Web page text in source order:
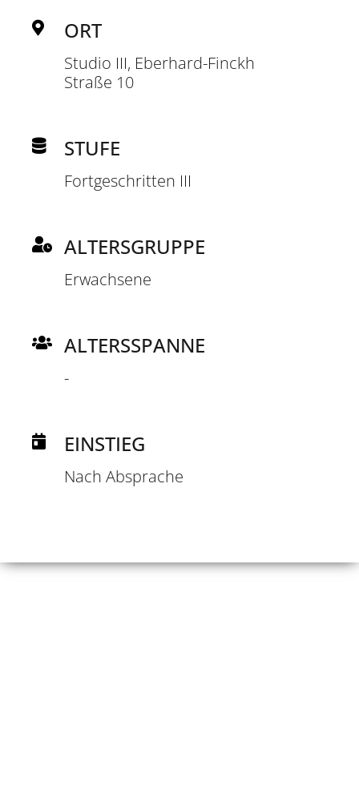
ORT
Studio III, Eberhard-Finckh
Straße 10
STUFE
Fortgeschritten III
ALTERSGRUPPE
Erwachsene
ALTERSSPANNE
-
EINSTIEG
Nach Absprache